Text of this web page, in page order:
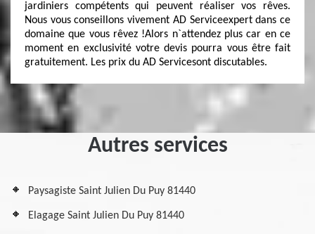
jardiniers compétents qui peuvent réaliser vos rêves.
Nous vous conseillons vivement AD Serviceexpert dans ce
domaine que vous rêvez !Alors n`attendez plus car en ce
moment en exclusivité votre devis pourra vous être fait
gratuitement. Les prix du AD Servicesont discutables.
Autres services
Paysagiste Saint Julien Du Puy 81440
Elagage Saint Julien Du Puy 81440